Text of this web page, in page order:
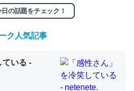
っと前の伏線」は回収されないけ
多い分量。進化すればするほど分
の話題をチェック！
ク人気記事
ている -